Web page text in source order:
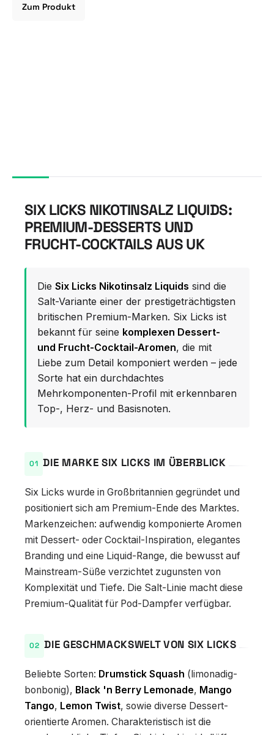
Zum Produkt
SIX LICKS NIKOTINSALZ LIQUIDS:
PREMIUM-DESSERTS UND
FRUCHT-COCKTAILS AUS UK
Die Six Licks Nikotinsalz Liquids sind die
Salt-Variante einer der prestigeträchtigsten
britischen Premium-Marken. Six Licks ist
bekannt für seine komplexen Dessert-
und Frucht-Cocktail-Aromen, die mit
Liebe zum Detail komponiert werden – jede
Sorte hat ein durchdachtes
Mehrkomponenten-Profil mit erkennbaren
Top-, Herz- und Basisnoten.
DIE MARKE SIX LICKS IM ÜBERBLICK
Six Licks wurde in Großbritannien gegründet und
positioniert sich am Premium-Ende des Marktes.
Markenzeichen: aufwendig komponierte Aromen
mit Dessert- oder Cocktail-Inspiration, elegantes
Branding und eine Liquid-Range, die bewusst auf
Mainstream-Süße verzichtet zugunsten von
Komplexität und Tiefe. Die Salt-Linie macht diese
Premium-Qualität für Pod-Dampfer verfügbar.
DIE GESCHMACKSWELT VON SIX LICKS
Beliebte Sorten: Drumstick Squash (limonadig-
bonbonig), Black 'n Berry Lemonade, Mango
Tango, Lemon Twist, sowie diverse Dessert-
orientierte Aromen. Charakteristisch ist die